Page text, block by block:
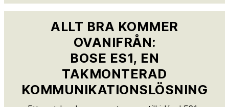
ALLT BRA KOMMER
OVANIFRÅN:
BOSE ES1, EN
TAKMONTERAD
KOMMUNIKATIONSLÖSNING